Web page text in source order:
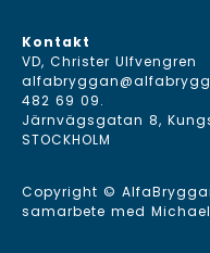
Kontakt
VD, Christer Ulfvengren
482 69 09.
Järnvägsgatan 8,
STOCKHOLM
Copyright ©
samarbete med